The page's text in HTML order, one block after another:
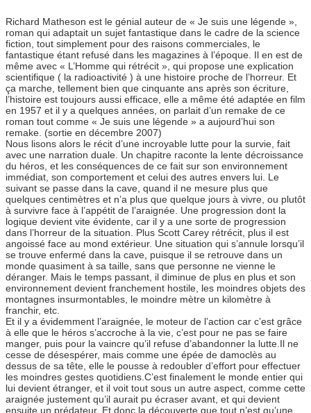
Richard Matheson est le génial auteur de « Je suis une légende »,
roman qui adaptait un sujet fantastique dans le cadre de la science
fiction, tout simplement pour des raisons commerciales, le
fantastique étant refusé dans les magazines à l’époque. Il en est de
même avec « L’Homme qui rétrécit », qui propose une explication
scientifique ( la radioactivité ) à une histoire proche de l’horreur. Et
ça marche, tellement bien que cinquante ans après son écriture,
l’histoire est toujours aussi efficace, elle a même été adaptée en film
en 1957 et il y a quelques années, on parlait d’un remake de ce
roman tout comme « Je suis une légende » a aujourd’hui son
remake. (sortie en décembre 2007)
Nous lisons alors le récit d’une incroyable lutte pour la survie, fait
avec une narration duale. Un chapitre raconte la lente décroissance
du héros, et les conséquences de ce fait sur son environnement
immédiat, son comportement et celui des autres envers lui. Le
suivant se passe dans la cave, quand il ne mesure plus que
quelques centimètres et n’a plus que quelque jours à vivre, ou plutôt
à survivre face à l’appétit de l’araignée. Une progression dont la
logique devient vite évidente, car il y a une sorte de progression
dans l’horreur de la situation. Plus Scott Carey rétrécit, plus il est
angoissé face au mond extérieur. Une situation qui s’annule lorsqu’il
se trouve enfermé dans la cave, puisque il se retrouve dans un
monde quasiment à sa taille, sans que personne ne vienne le
déranger. Mais le temps passant, il diminue de plus en plus et son
environnement devient franchement hostile, les moindres objets des
montagnes insurmontables, le moindre mètre un kilomètre à
franchir, etc.
Et il y a évidemment l’araignée, le moteur de l’action car c’est grâce
à elle que le héros s’accroche à la vie, c’est pour ne pas se faire
manger, puis pour la vaincre qu’il refuse d’abandonner la lutte.Il ne
cesse de désespérer, mais comme une épée de damoclès au
dessus de sa tête, elle le pousse à redoubler d’effort pour effectuer
les moindres gestes quotidiens.C’est finalement le monde entier qui
lui devient étranger, et il voit tout sous un autre aspect, comme cette
araignée justement qu’il aurait pu écraser avant, et qui devient
ensuite un prédateur. Et donc la découverte que tout n’est qu’une